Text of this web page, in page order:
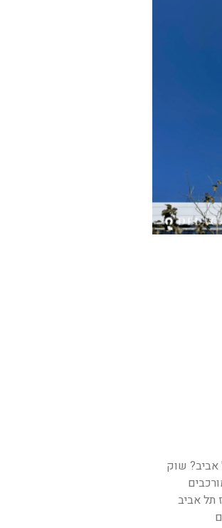
אביב? שוק
תל אביב